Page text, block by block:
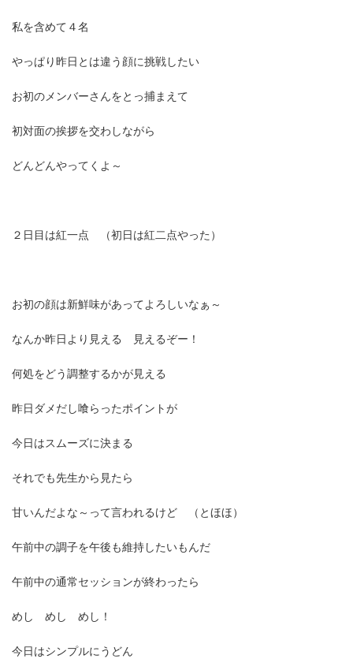
私を含めて４名
やっぱり昨日とは違う顔に挑戦したい
お初のメンバーさんをとっ捕まえて
初対面の挨拶を交わしながら
どんどんやってくよ～
２日目は紅一点 （初日は紅二点やった）
お初の顔は新鮮味があってよろしいなぁ～
なんか昨日より見える 見えるぞー！
何処をどう調整するかが見える
昨日ダメだし喰らったポイントが
今日はスムーズに決まる
それでも先生から見たら
甘いんだよな～って言われるけど （とほほ）
午前中の調子を午後も維持したいもんだ
午前中の通常セッションが終わったら
めし めし めし！
今日はシンプルにうどん